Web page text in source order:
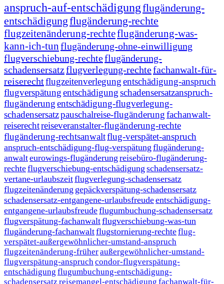
anspruch-auf-entschädigungflugänderung-
entschädigungflugänderung-rechte
flugzeitenänderung-rechteflugänderung-was-
kann-ich-tun flugänderung-ohne-einwilligung
flugverschiebung-rechteflugänderung-
schadensersatzflugverlegung-rechtefachanwalt-für-
reiserechtflugzeitenverlegungentschädigung-anspruch
flugverspätungentschädigungschadensersatzanspruch-
flugänderungentschädigung-flugverlegung-
schadensersatzpauschalreise-flugänderungfachanwalt-
reiserechtreiseveranstalter-flugänderung-rechte
flugänderung-rechtsanwaltflug-verspätet-anspruch
anspruch-entschädigung-flug-verspätung flugänderung-
anwalteurowings-flugänderung reisebüro-flugänderung-
rechteflugverschiebung-entschädigung schadensersatz-
vertane-urlaubszeitflugverlegung-schadensersatz
flugzeitenänderung gepäckverspätung-schadensersatz
schadensersatz-entgangene-urlaubsfreudeentschädigung-
entgangene-urlaubsfreudeflugumbuchung-schadensersatz
flugverspätung-fachanwaltflugverschiebung-was-tun
flugänderung-fachanwaltflugstornierung-rechteflug-
verspätet-außergewöhnlicher-umstand-anspruch
flugzeitenänderung-früheraußergewöhnlicher-umstand-
flugverspätung-anspruch condor-flugverspätung-
entschädigung flugumbuchung-entschädigung-
schadensersatz reisemangel-entschädigung fachanwalt-für-